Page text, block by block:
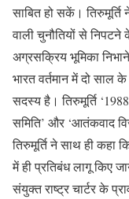
साबित हो सकें।
वाली चुनौतियों से
अग्रसक्रिय भूमिका
भारत वर्तमान में दो साल
सदस्य है। तिरुमूर्ति
समिति’ और ‘आतंकवाद
तिरुमूर्ति ने साथ ही कहा
में ही प्रतिबंध लागू किए
संयुक्त राष्ट्र चार्टर के